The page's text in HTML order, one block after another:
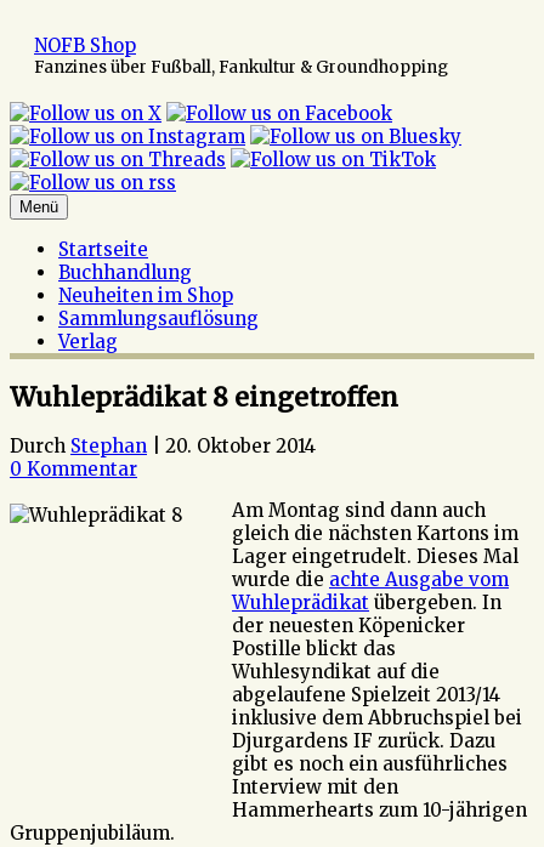
Inhalt
springen
NOFB Shop
Fanzines über Fußball, Fankultur & Groundhopping
Menü
Startseite
Buchhandlung
Neuheiten im Shop
Sammlungsauflösung
Verlag
Wuhleprädikat 8 eingetroffen
Durch Stephan
20. Oktober 2014
0 Kommentar
Am Montag sind dann auch
gleich die nächsten Kartons im
Lager eingetrudelt. Dieses Mal
wurde die achte Ausgabe vom
Wuhleprädikat übergeben. In
der neuesten Köpenicker
Postille blickt das
Wuhlesyndikat auf die
abgelaufene Spielzeit 2013/14
inklusive dem Abbruchspiel bei
Djurgardens IF zurück. Dazu
gibt es noch ein ausführliches
Interview mit den
Hammerhearts zum 10-jährigen
Gruppenjubiläum.